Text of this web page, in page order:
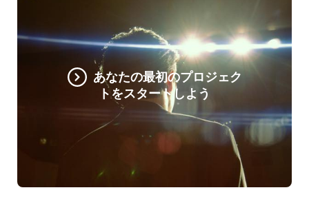
あなたの最初のプロジェク
トをスタートしよう